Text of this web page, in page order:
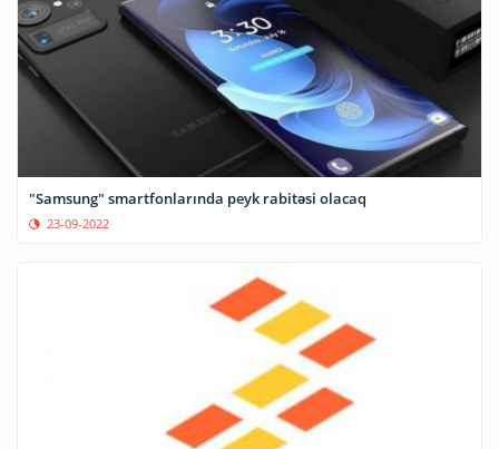
"Samsung" smartfonlarında peyk rabitəsi olacaq
23-09-2022